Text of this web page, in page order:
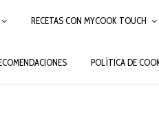
RECETAS CON MYCOOK TOUCH
POLÍTICA DE